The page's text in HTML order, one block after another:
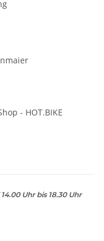
Uhr bis 18.30 Uhr